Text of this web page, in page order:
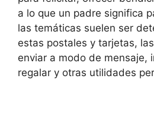
a lo que un padre significa
las temáticas suelen ser
estas postales y tarjetas,
enviar a modo de mensaje,
regalar y otras utilidades